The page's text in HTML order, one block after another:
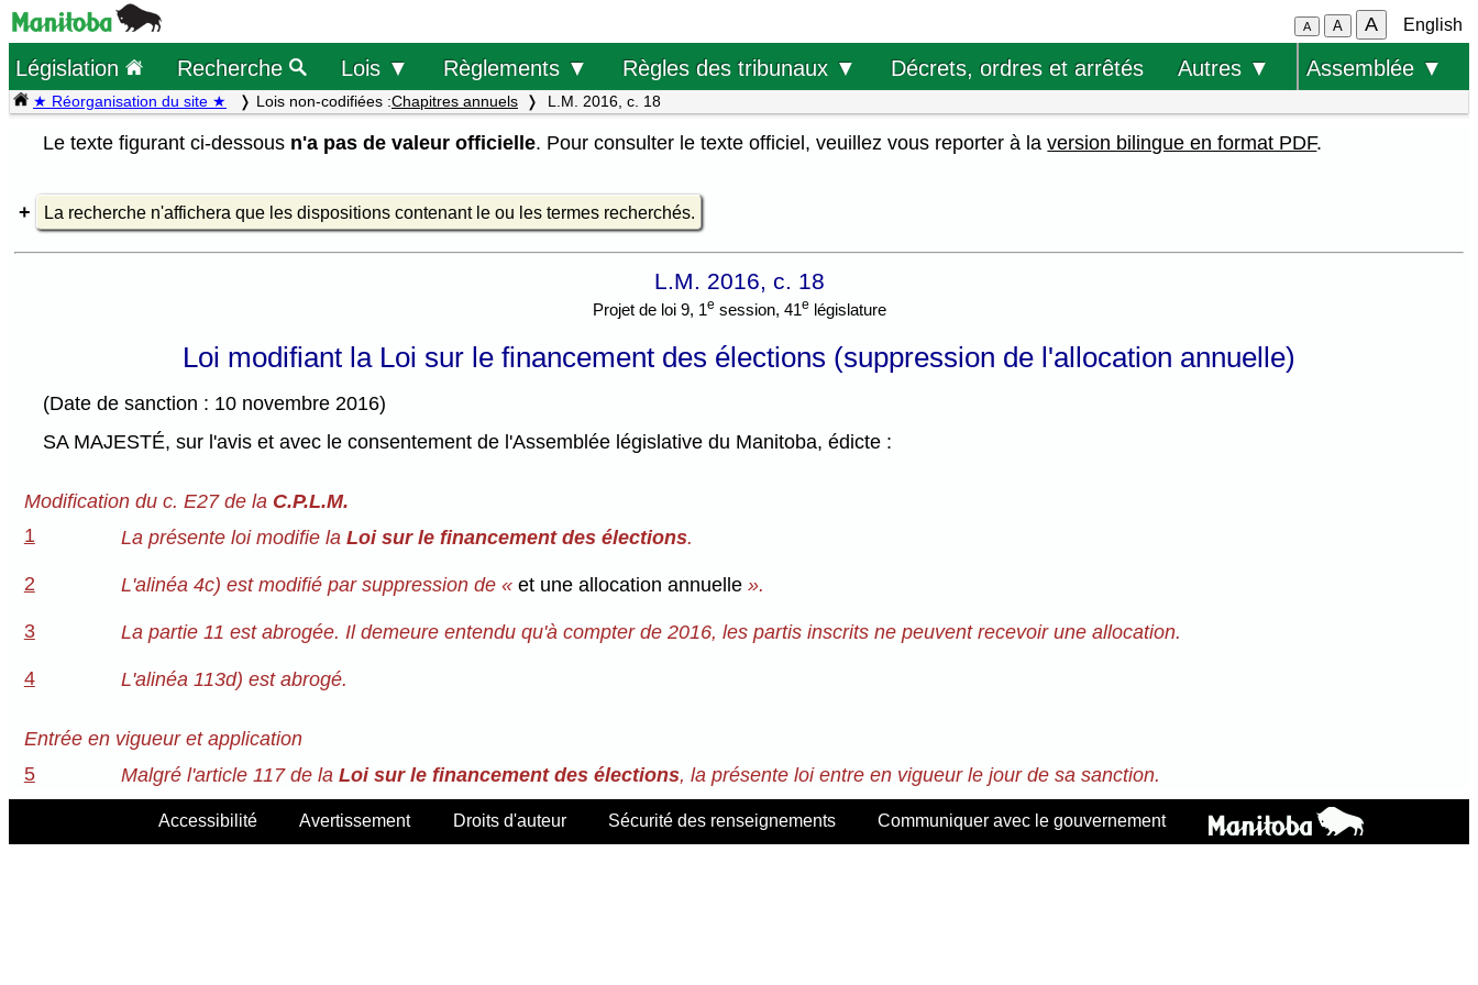
A A A English
Législation Recherche Lois ▼ Règlements ▼ Règles des tribunaux ▼ Décrets, ordres et arrêtés Autres ▼ Assemblée ▼
★ Réorganisation du site ★ Lois non-codifiées :Chapitres annuels L.M. 2016, c. 18
Le texte figurant ci-dessous n'a pas de valeur officielle. Pour consulter le texte officiel, veuillez vous reporter à laversion bilingue en format PDF.
La recherche n'affichera que les dispositions contenant le ou les termes recherchés.
L.M. 2016, c. 18
Projet de loi 9, 1e session, 41e législature
Loi modifiant la Loi sur le financement des élections (suppression de l'allocation annuelle)
(Date de sanction : 10 novembre 2016)
SA MAJESTÉ, sur l'avis et avec le consentement de l'Assemblée législative du Manitoba, édicte :
Modification du c. E27 de la C.P.L.M.
1
La présente loi modifie la Loi sur le financement des élections.
2 L'alinéa 4c) est modifié par suppression de «et une allocation annuelle ».
3 La partie 11 est abrogée. Il demeure entendu qu'à compter de 2016, les partis inscrits ne peuvent recevoir une allocation.
4 L'alinéa 113d) est abrogé.
Entrée en vigueur et application
5
Malgré l'article 117 de la Loi sur le financement des élections, la présente loi entre en vigueur le jour de sa sanction.
Accessibilité Avertissement Droits d'auteur Sécurité des renseignements Communiquer avec le gouvernement